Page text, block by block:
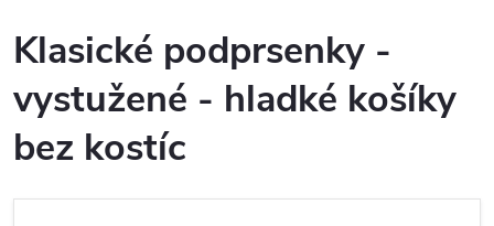
Klasické podprsenky -
vystužené - hladké košíky
bez kostíc